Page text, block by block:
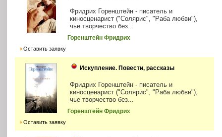
Фридрих Горенштейн - писатель и
киносценарист ("Солярис", "Раба любви"),
чье творчество без...
Горенштейн Фридрих
Оставить заявку
Искупление. Повести, рассказы
Фридрих Горенштейн - писатель и
киносценарист ("Солярис", "Раба любви"),
чье творчество без...
Горенштейн Фридрих
Оставить заявку